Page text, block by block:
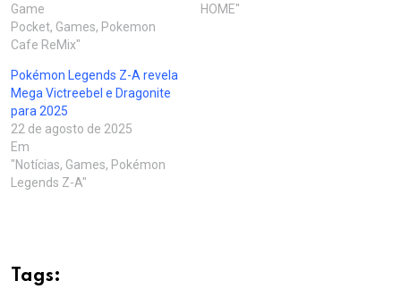
Game
Pocket, Games, Pokemon
Cafe ReMix"
HOME"
Pokémon Legends Z-A revela
Mega Victreebel e Dragonite
para 2025
22 de agosto de 2025
Em
"Notícias, Games, Pokémon
Legends Z-A"
Tags: